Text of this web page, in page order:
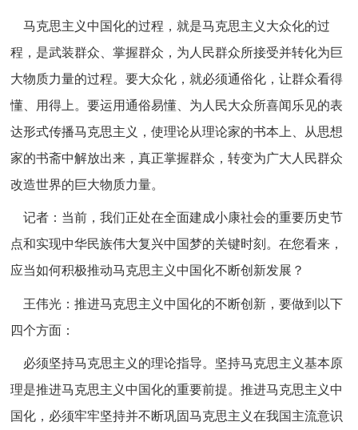
马克思主义中国化的过程，就是马克思主义大众化的过
程，是武装群众、掌握群众，为人民群众所接受并转化为巨
大物质力量的过程。要大众化，就必须通俗化，让群众看得
懂、用得上。要运用通俗易懂、为人民大众所喜闻乐见的表
达形式传播马克思主义，使理论从理论家的书本上、从思想
家的书斋中解放出来，真正掌握群众，转变为广大人民群众
改造世界的巨大物质力量。
记者：当前，我们正处在全面建成小康社会的重要历史节
点和实现中华民族伟大复兴中国梦的关键时刻。在您看来，
应当如何积极推动马克思主义中国化不断创新发展？
王伟光：推进马克思主义中国化的不断创新，要做到以下
四个方面：
必须坚持马克思主义的理论指导。坚持马克思主义基本原
理是推进马克思主义中国化的重要前提。推进马克思主义中
国化，必须牢牢坚持并不断巩固马克思主义在我国主流意识